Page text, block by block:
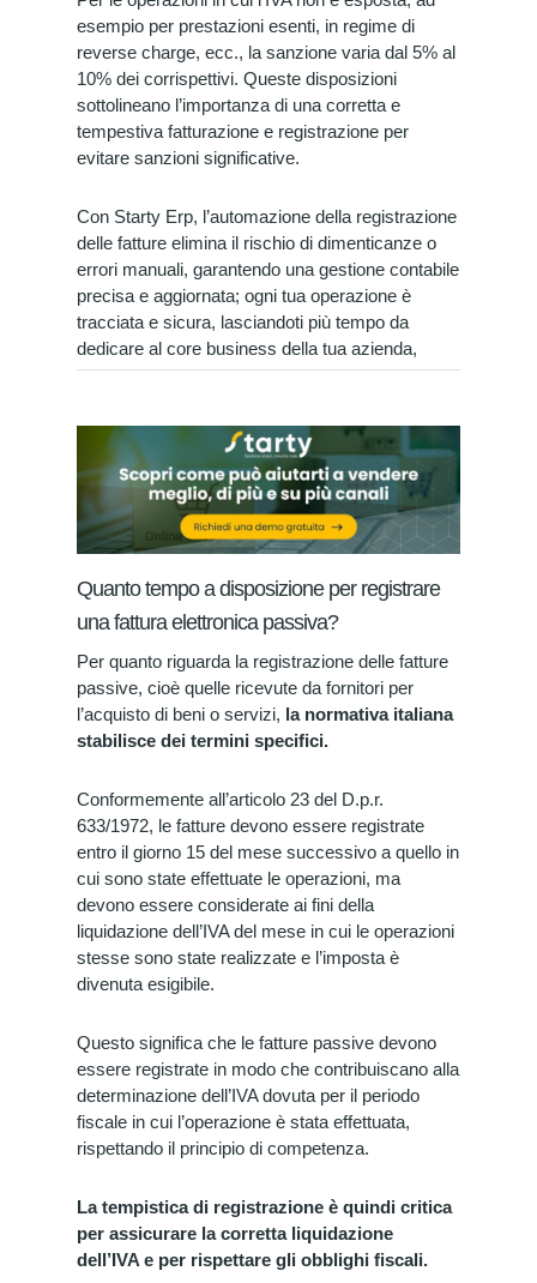
esempio per prestazioni esenti, in regime di
reverse charge, ecc., la sanzione varia dal 5% al
10% dei corrispettivi. Queste disposizioni
sottolineano l’importanza di una corretta e
tempestiva fatturazione e registrazione per
evitare sanzioni significative.
Con Starty Erp, l’automazione della registrazione
delle fatture elimina il rischio di dimenticanze o
errori manuali, garantendo una gestione contabile
precisa e aggiornata; ogni tua operazione è
tracciata e sicura, lasciandoti più tempo da
dedicare al core business della tua azienda,
Quanto tempo a disposizione per registrare
una fattura elettronica passiva?
Per quanto riguarda la registrazione delle fatture
passive, cioè quelle ricevute da fornitori per
l’acquisto di beni o servizi, la normativa italiana
stabilisce dei termini specifici.
Conformemente all’articolo 23 del D.p.r.
633/1972, le fatture devono essere registrate
entro il giorno 15 del mese successivo a quello in
cui sono state effettuate le operazioni, ma
devono essere considerate ai fini della
liquidazione dell’IVA del mese in cui le operazioni
stesse sono state realizzate e l’imposta è
divenuta esigibile.
Questo significa che le fatture passive devono
essere registrate in modo che contribuiscano alla
determinazione dell’IVA dovuta per il periodo
fiscale in cui l’operazione è stata effettuata,
rispettando il principio di competenza.
La tempistica di registrazione è quindi critica
per assicurare la corretta liquidazione
dell’IVA e per rispettare gli obblighi fiscali.